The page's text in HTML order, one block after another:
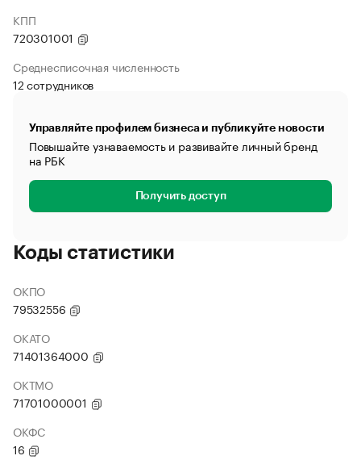
КПП
720301001
Среднесписочная численность
12 сотрудников
Управляйте профилем бизнеса и публикуйте новости
Повышайте узнаваемость и развивайте личный бренд
на РБК
Получить доступ
Коды статистики
ОКПО
79532556
ОКАТО
71401364000
ОКТМО
71701000001
ОКФС
16